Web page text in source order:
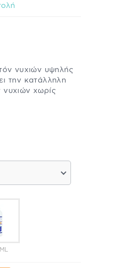
νυχιών υψηλής
την κατάλληλη
χωρίς